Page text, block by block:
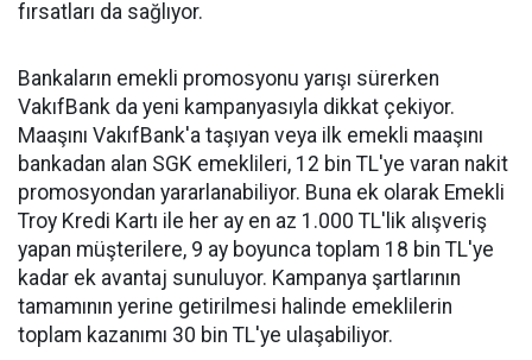
fırsatları da sağlıyor.
Bankaların emekli promosyonu yarışı sürerken
VakıfBank da yeni kampanyasıyla dikkat çekiyor.
Maaşını VakıfBank'a taşıyan veya ilk emekli maaşını
bankadan alan SGK emeklileri, 12 bin TL'ye varan nakit
promosyondan yararlanabiliyor. Buna ek olarak Emekli
Troy Kredi Kartı ile her ay en az 1.000 TL'lik alışveriş
yapan müşterilere, 9 ay boyunca toplam 18 bin TL'ye
kadar ek avantaj sunuluyor. Kampanya şartlarının
tamamının yerine getirilmesi halinde emeklilerin
toplam kazanımı 30 bin TL'ye ulaşabiliyor.